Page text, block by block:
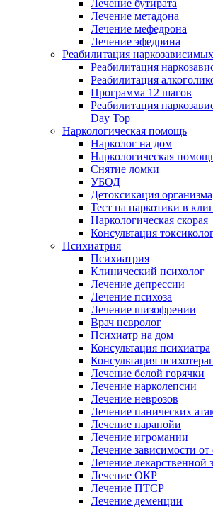
Лечение бутирата
Лечение метадона
Лечение мефедрона
Лечение эфедрина
Реабилитация наркозависимых
Реабилитация
Реабилитация
Программа 12 шагов
Реабилитация
Day Top
Наркологическая помощь
Нарколог на дом
Наркологическая
Снятие ломки
УБОД
Детоксикация организма
Тест на наркотики в
Наркологическая скорая
Консультация
Психиатрия
Психиатрия
Клинический психолог
Лечение депрессии
Лечение психоза
Лечение шизофрении
Врач невролог
Психиатр на дом
Консультация психиатра
Консультация
Лечение белой горячки
Лечение нарколепсии
Лечение неврозов
Лечение панических
Лечение паранойи
Лечение игромании
Лечение зависимости от
Лечение лекарственной
Лечение ОКР
Лечение ПТСР
Лечение деменции